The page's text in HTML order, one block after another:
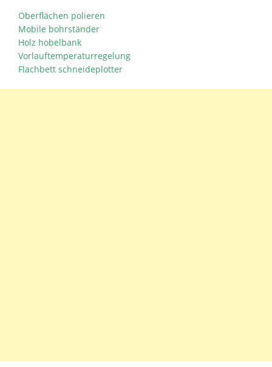
Oberflächen polieren
Mobile bohrständer
Holz hobelbank
Vorlauftemperaturregelung
Flachbett schneideplotter